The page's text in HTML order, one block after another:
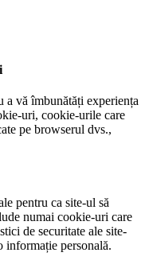
a vă îmbunătăți experiența
uri, cookie-urile care
pe browserul dvs.,
pentru ca site-ul să
numai cookie-uri care
de securitate ale site-
informație personală.